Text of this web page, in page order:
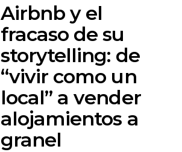
Airbnb y el
fracaso de su
storytelling: de
“vivir como un
local” a vender
alojamientos a
granel